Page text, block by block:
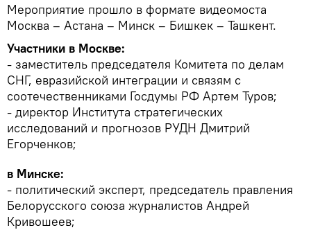
Мероприятие прошло в формате видеомоста
Москва – Астана – Минск – Бишкек – Ташкент.
Участники в Москве:
- заместитель председателя Комитета по делам
СНГ, евразийской интеграции и связям с
соотечественниками Госдумы РФ Артем Туров;
- директор Института стратегических
исследований и прогнозов РУДН Дмитрий
Егорченков;
в Минске:
- политический эксперт, председатель правления
Белорусского союза журналистов Андрей
Кривошеев;